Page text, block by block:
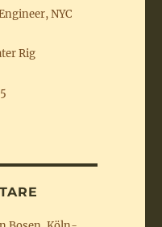
NYC
Rig